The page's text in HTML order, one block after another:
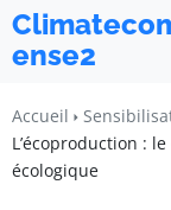
ense2
Accueil
L’écoproduction :
écologique